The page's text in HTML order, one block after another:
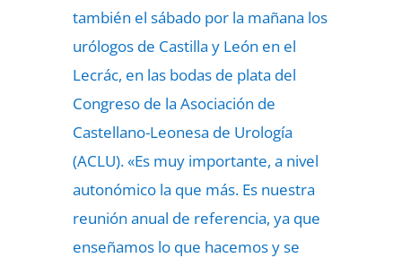
también el sábado por la mañana los
urólogos de Castilla y León en el
Lecrác, en las bodas de plata del
Congreso de la Asociación de
Castellano-Leonesa de Urología
(ACLU). «Es muy importante, a nivel
autonómico la que más. Es nuestra
reunión anual de referencia, ya que
enseñamos lo que hacemos y se